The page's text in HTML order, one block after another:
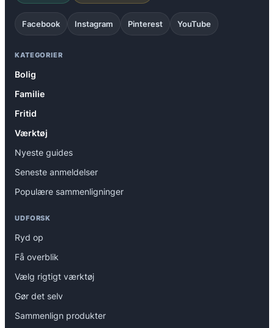
Facebook Instagram Pinterest YouTube
KATEGORIER
Bolig
Familie
Fritid
Værktøj
Nyeste guides
Seneste anmeldelser
Populære sammenligninger
UDFORSK
Ryd op
Få overblik
Vælg rigtigt værktøj
Gør det selv
Sammenlign produkter